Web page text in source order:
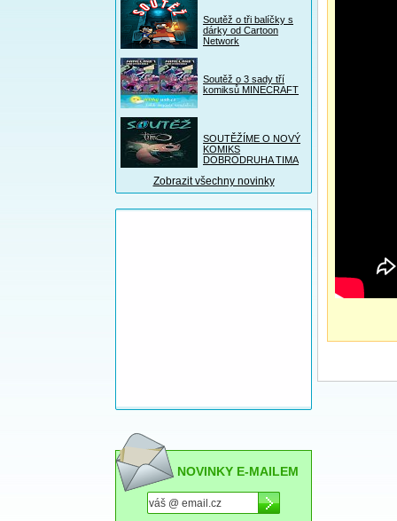
Soutěž o tři balíčky s
dárky od Cartoon
Network
Soutěž o 3 sady tří
komiksů MINECRAFT
SOUTĚŽÍME O NOVÝ
KOMIKS
DOBRODRUHA TIMA
Zobrazit všechny novinky
NOVINKY E-MAILEM